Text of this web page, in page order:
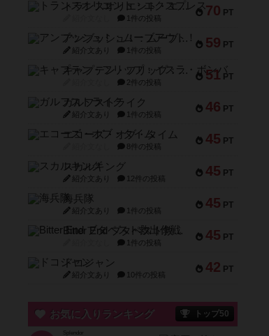
70 PT
トランスオリエント・エクスプレス
1件の投稿
59 PT
アンブッシュ！：ムーブアウト！
紹介文あり 1件の投稿
51 PT
キャプテン・フリップ：イスラ・ボンバ
2件の投稿
46 PT
ガルフストライク
紹介文あり 1件の投稿
45 PT
エコーズ・オブ・タイム
8件の投稿
45 PT
スカルキング
紹介文あり 12件の投稿
45 PT
海兵隊
紹介文あり 1件の投稿
45 PT
Bitter End ブタペスト救出作戦
1件の投稿
42 PT
ドコジャン
紹介文あり 10件の投稿
お気に入りランキング トップ50